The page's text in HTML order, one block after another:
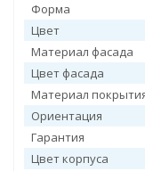
Форма
Цвет
Материал фасада
Цвет фасада
Материал
Ориентация
Гарантия
Цвет корпуса